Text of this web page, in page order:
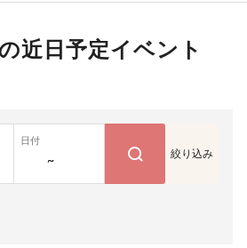
近日予定イベント
日付
~ 絞り込み